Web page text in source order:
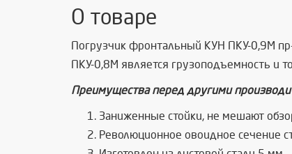
О товаре
Погрузчик фронтальный КУН ПКУ-0,9М
ПКУ-0,8М является грузоподъемность и
Преимущества перед другими
Заниженные стойки, не мешают
Революционное овоидное сечение